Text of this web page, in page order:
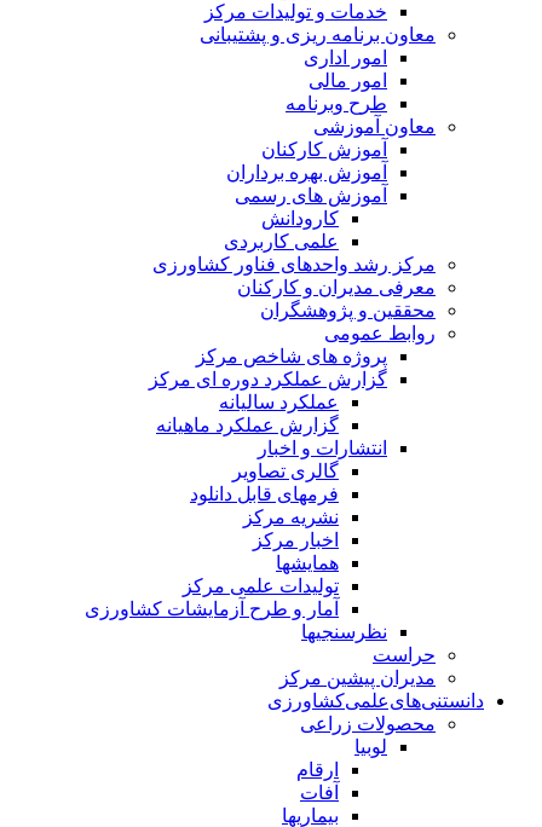
خدمات و تولیدات مرکز
معاون برنامه ریزی و پشتیبانی
امور اداری
امور مالی
طرح وبرنامه
معاون آموزشی
آموزش کارکنان
آموزش بهره برداران
آموزش های رسمی
کارودانش
علمی کاربردی
مرکز رشد واحدهای فناور کشاورزی
معرفی مدیران و کارکنان
محققین و پژوهشگران
روابط عمومی
پروژه های شاخص مرکز
گزارش عملکرد دوره ای مرکز
عملکرد سالیانه
گزارش عملکرد ماهیانه
انتشارات و اخبار
گالری تصاویر
فرمهای قابل دانلود
نشریه مرکز
اخبار مرکز
همایشها
تولیدات علمی مرکز
آمار و طرح آزمایشات کشاورزی
نظرسنجیها
حراست
مدیران پیشین مرکز
دانستنی‌های‌علمی‌کشاورزی
محصولات زراعی
لوبیا
ارقام
آفات
بیماریها